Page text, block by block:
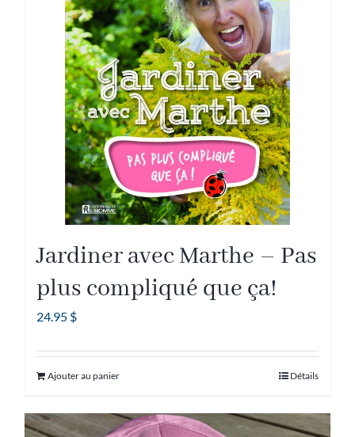
Jardiner avec Marthe – Pas
plus compliqué que ça!
24.95 $
Ajouter au panier Détails